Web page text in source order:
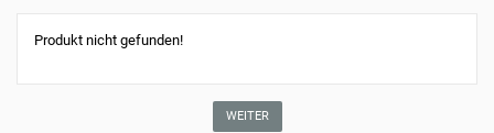
Produkt nicht gefunden!
WEITER